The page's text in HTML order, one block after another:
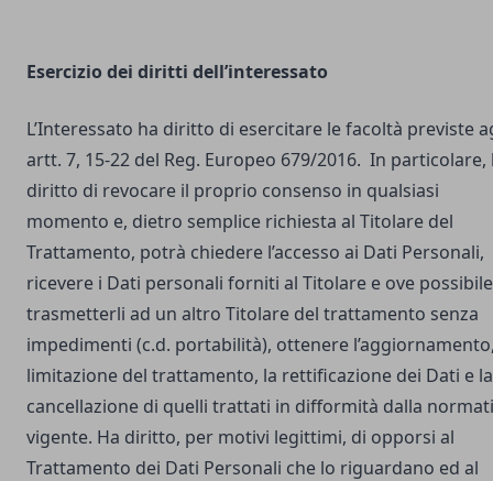
Esercizio dei diritti dell’interessato
L’Interessato ha diritto di esercitare le facoltà previste
artt. 7, 15-22 del Reg. Europeo 679/2016. In particolare,
diritto di revocare il proprio consenso in qualsiasi
momento e, dietro semplice richiesta al Titolare del
Trattamento, potrà chiedere l’accesso ai Dati Personali,
ricevere i Dati personali forniti al Titolare e ove possibile
trasmetterli ad un altro Titolare del trattamento senza
impedimenti (c.d. portabilità), ottenere
limitazione del trattamento, la rettificazione dei Dati e la
cancellazione di quelli trattati in difformità dalla
vigente. Ha diritto, per motivi legittimi, di opporsi al
Trattamento dei Dati Personali che lo riguardano ed al